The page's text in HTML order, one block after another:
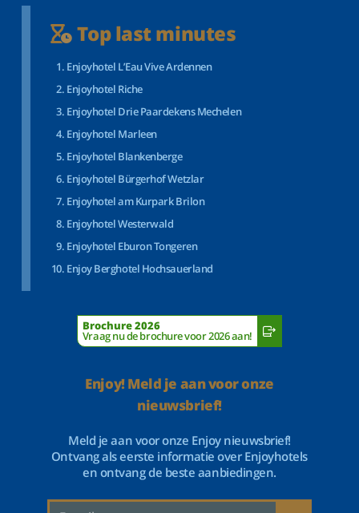
Top last minutes
Enjoyhotel L’Eau Vive Ardennen
Enjoyhotel Riche
Enjoyhotel Drie Paardekens Mechelen
Enjoyhotel Marleen
Enjoyhotel Blankenberge
Enjoyhotel Bürgerhof Wetzlar
Enjoyhotel am Kurpark Brilon
Enjoyhotel Westerwald
Enjoyhotel Eburon Tongeren
Enjoy Berghotel Hochsauerland
Brochure 2026
Vraag nu de brochure voor 2026 aan!
Enjoy! Meld je aan voor onze
nieuwsbrief!
Meld je aan voor onze Enjoy nieuwsbrief!
Ontvang als eerste informatie over Enjoyhotels
en ontvang de beste aanbiedingen.